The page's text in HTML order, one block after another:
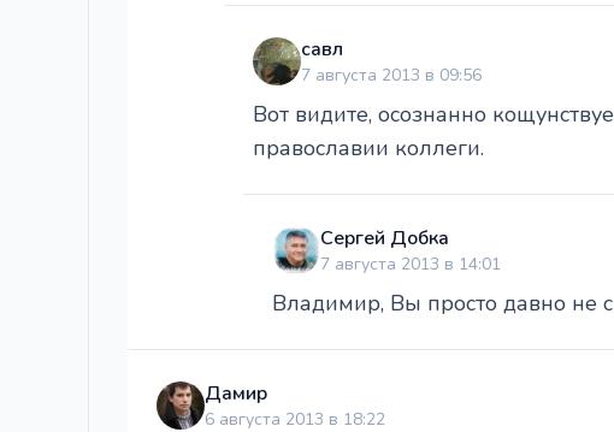
савл
7 августа 2013 в 09:56
Вот видите, осознанно
православии коллеги.
Сергей Добка
7 августа 2013 в 14:01
Владимир, Вы просто давно не
Дамир
6 августа 2013 в 18:22